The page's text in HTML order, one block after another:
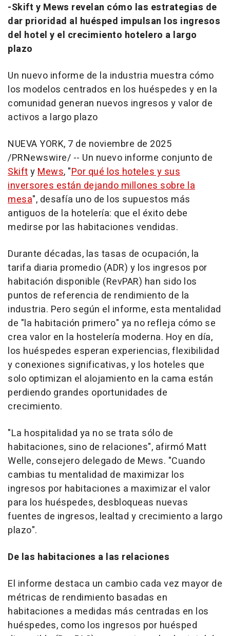
-Skift y Mews revelan cómo las estrategias de
dar prioridad al huésped impulsan los ingresos
del hotel y el crecimiento hotelero a largo
plazo
Un nuevo informe de la industria muestra cómo
los modelos centrados en los huéspedes y en la
comunidad generan nuevos ingresos y valor de
activos a largo plazo
NUEVA YORK, 7 de noviembre de 2025
/PRNewswire/ -- Un nuevo informe conjunto de
SkiftyMews, "Por qué los hoteles y sus
inversores están dejando millones sobre la
mesa", desafía uno de los supuestos más
antiguos de la hotelería: que el éxito debe
medirse por las habitaciones vendidas.
Durante décadas, las tasas de ocupación, la
tarifa diaria promedio (ADR) y los ingresos por
habitación disponible (RevPAR) han sido los
puntos de referencia de rendimiento de la
industria. Pero según el informe, esta mentalidad
de "la habitación primero" ya no refleja cómo se
crea valor en la hostelería moderna. Hoy en día,
los huéspedes esperan experiencias, flexibilidad
y conexiones significativas, y los hoteles que
solo optimizan el alojamiento en la cama están
perdiendo grandes oportunidades de
crecimiento.
"La hospitalidad ya no se trata sólo de
habitaciones, sino de relaciones", afirmó Matt
Welle, consejero delegado de Mews. "Cuando
cambias tu mentalidad de maximizar los
ingresos por habitaciones a maximizar el valor
para los huéspedes, desbloqueas nuevas
fuentes de ingresos, lealtad y crecimiento a largo
plazo".
De las habitaciones a las relaciones
El informe destaca un cambio cada vez mayor de
métricas de rendimiento basadas en
habitaciones a medidas más centradas en los
huéspedes, como los ingresos por huésped